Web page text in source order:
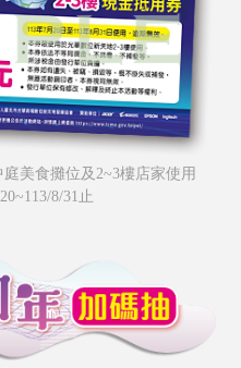
美食攤位及2~3樓店家使用
8/31止